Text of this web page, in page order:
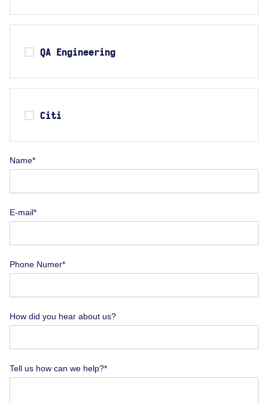
QA Engineering
Citi
Name*
E-mail*
Phone Numer*
How did you hear about us?
Tell us how can we help?*